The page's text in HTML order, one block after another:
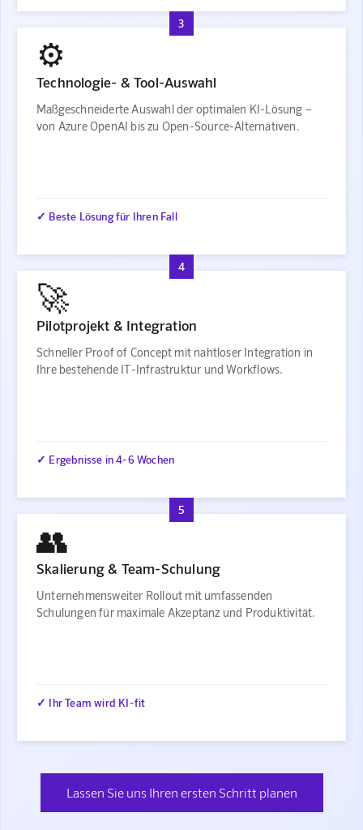
3
⚙️
Technologie- & Tool-Auswahl
Maßgeschneiderte Auswahl der optimalen KI-Lösung –
von Azure OpenAI bis zu Open-Source-Alternativen.
✓ Beste Lösung für Ihren Fall
4
🚀
Pilotprojekt & Integration
Schneller Proof of Concept mit nahtloser Integration in
Ihre bestehende IT-Infrastruktur und Workflows.
✓ Ergebnisse in 4-6 Wochen
5
👥
Skalierung & Team-Schulung
Unternehmensweiter Rollout mit umfassenden
Schulungen für maximale Akzeptanz und Produktivität.
✓ Ihr Team wird KI-fit
Lassen Sie uns Ihren ersten Schritt planen